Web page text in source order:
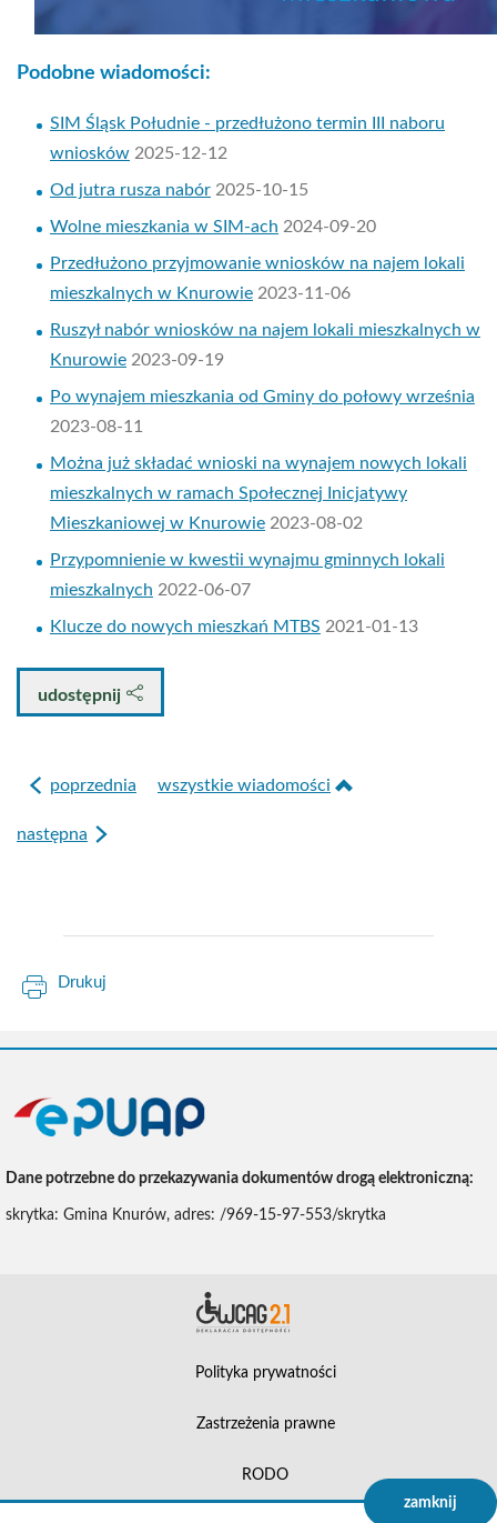
zamknij
Podobne wiadomości:
SIM Śląsk Południe - przedłużono termin III naboru
wniosków 2025-12-12
Od jutra rusza nabór 2025-10-15
Wolne mieszkania w SIM-ach 2024-09-20
Przedłużono przyjmowanie wniosków na najem lokali
mieszkalnych w Knurowie 2023-11-06
Ruszył nabór wniosków na najem lokali mieszkalnych w
Knurowie 2023-09-19
Po wynajem mieszkania od Gminy do połowy września
2023-08-11
Można już składać wnioski na wynajem nowych lokali
mieszkalnych w ramach Społecznej Inicjatywy
Mieszkaniowej w Knurowie 2023-08-02
Przypomnienie w kwestii wynajmu gminnych lokali
mieszkalnych 2022-06-07
Klucze do nowych mieszkań MTBS 2021-01-13
udostępnij
poprzednia wszystkie wiadomości
następna
Drukuj
Dane potrzebne do przekazywania dokumentów drogą elektroniczną:
skrytka: Gmina Knurów, adres: /969-15-97-553/skrytka
Polityka prywatności
Zastrzeżenia prawne
RODO